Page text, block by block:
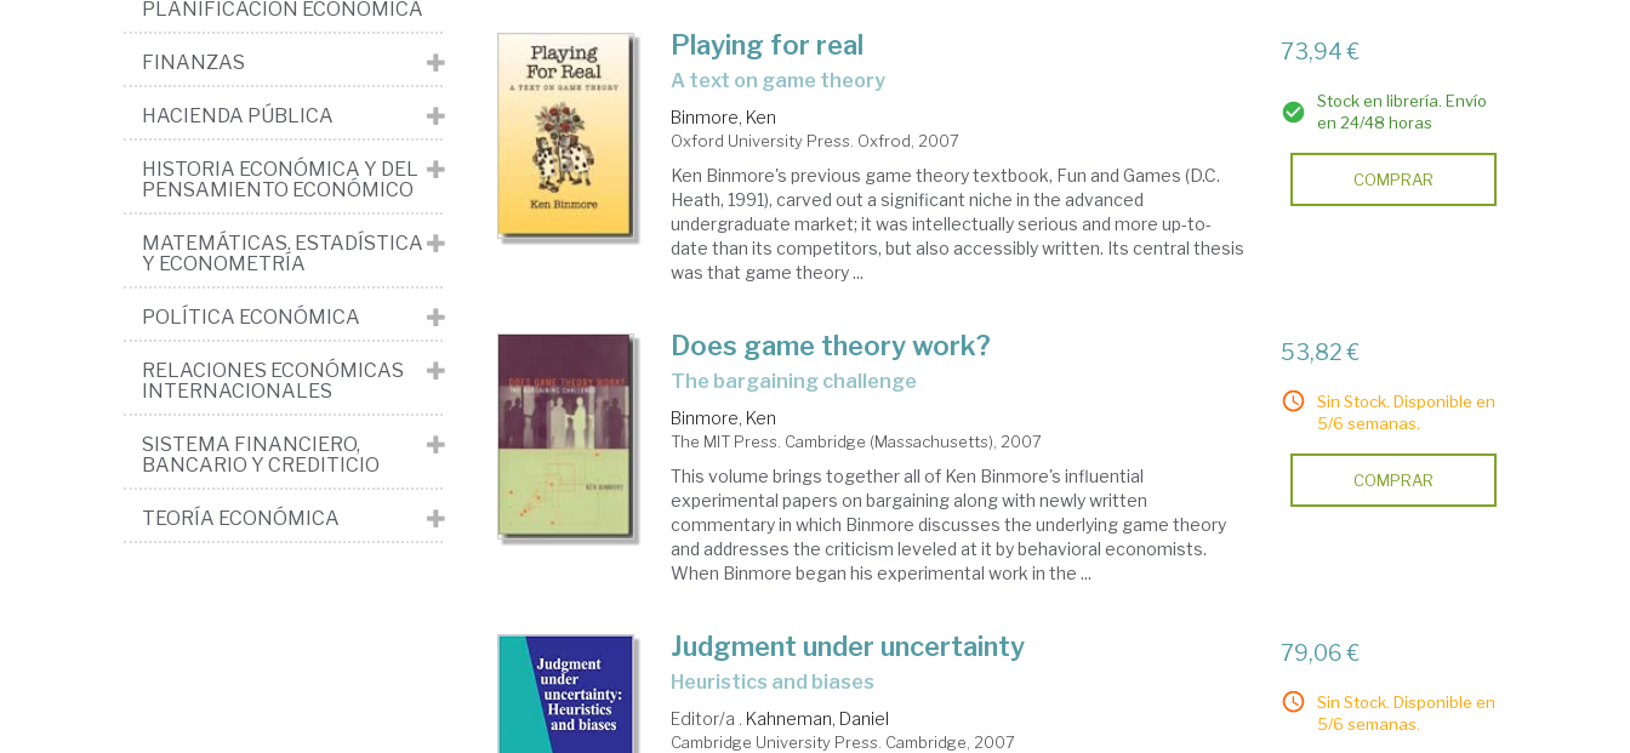
Teoría
Económica
>
Teoría
de
Juegos
Playing for real
a text on game theory
Binmore, Ken
Oxford University Press. Oxfrod, 2007
Ken Binmore's previous game theory textbook, Fun and Games (D.C.
Heath, 1991), carved out a significant niche in the advanced
undergraduate market; it was intellectually serious and more up-to-
date than its competitors, but also accessibly written. Its central thesis
was that game theory ...
73,94 €
Stock en librería. Envío
en 24/48 horas
COMPRAR
Does game theory work?
the bargaining challenge
Binmore, Ken
The MIT Press. Cambridge (Massachusetts), 2007
This volume brings together all of Ken Binmore's influential
experimental papers on bargaining along with newly written
commentary in which Binmore discusses the underlying game theory
and addresses the criticism leveled at it by behavioral economists.
When Binmore began his experimental work in the ...
53,82 €
Sin Stock. Disponible en
5/6 semanas.
COMPRAR
Judgment under uncertainty
heuristics and biases
Editor/a . Kahneman, Daniel
Cambridge University Press. Cambridge, 2007
79,06 €
Sin Stock. Disponible en
5/6 semanas.
PLANIFICACIÓN ECONÓMICA
FINANZAS
HACIENDA PÚBLICA
HISTORIA ECONÓMICA Y DEL
PENSAMIENTO ECONÓMICO
MATEMÁTICAS. ESTADÍSTICA
Y ECONOMETRÍA
POLÍTICA ECONÓMICA
RELACIONES ECONÓMICAS
INTERNACIONALES
SISTEMA FINANCIERO,
BANCARIO Y CREDITICIO
TEORÍA ECONÓMICA